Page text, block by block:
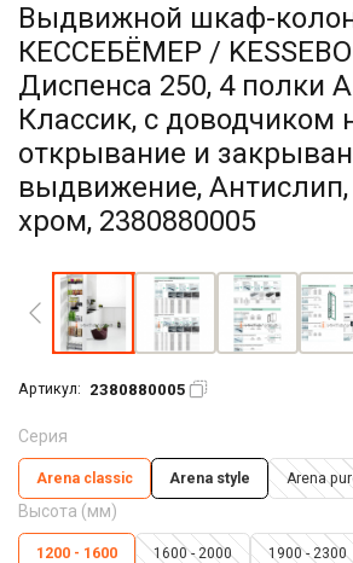
Выдвижной шкаф-
КЕССЕБЁМЕР /
Диспенса 250, 4 полки
Классик, с доводчиком
открывание и
выдвижение, Антислип,
хром, 2380880005
Артикул: 2380880005
Серия
Arena classic Arena style Arena
Высота (мм)
1200 - 1600 1600 - 2000 1900 - 2300